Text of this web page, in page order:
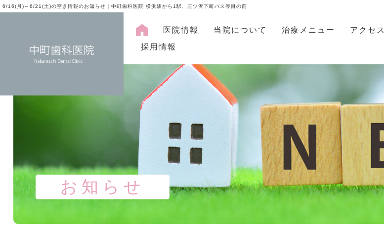
6/16(月)～6/21(土)の空き情報のお知らせ｜中町歯科医院 横浜駅から1駅、三ツ沢下町バス停目の前
医院情報 当院について 治療メニュー アクセス
採用情報
お知らせ